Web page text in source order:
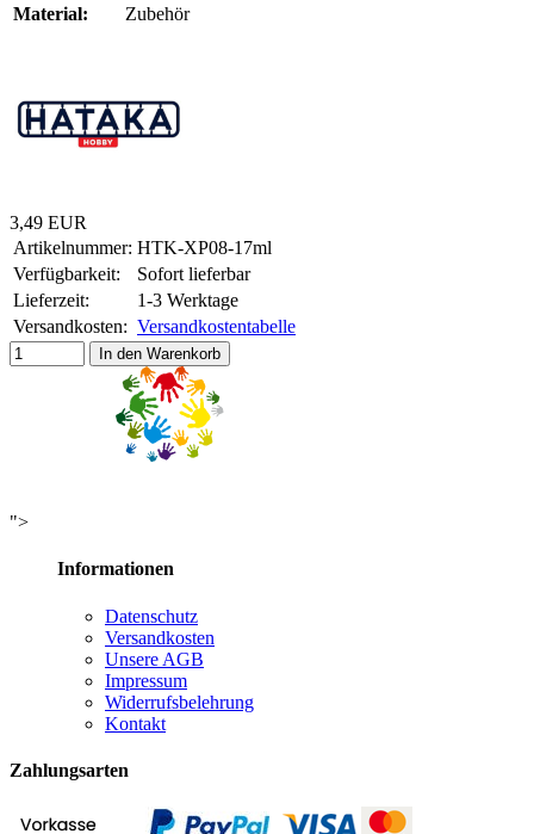
Material:
Zubehör
3,49 EUR
Artikelnummer: HTK-XP08-17ml
Verfügbarkeit:
Sofort lieferbar
Lieferzeit:
1-3 Werktage
Versandkosten: Versandkostentabelle
In den Warenkorb
">
Informationen
Datenschutz
Versandkosten
Unsere AGB
Impressum
Widerrufsbelehrung
Kontakt
Zahlungsarten